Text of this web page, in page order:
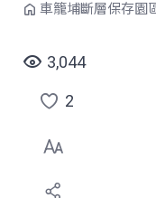
車籠埔斷層保存園
3,044
點
選
喜
2